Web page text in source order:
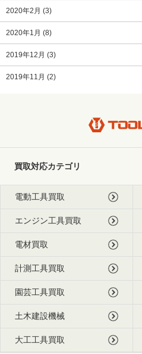
2020年2月 (3)
2020年1月 (8)
2019年12月 (3)
2019年11月 (2)
買取対応カテゴリ
電動工具買取
エンジン工具買取
電材買取
計測工具買取
園芸工具買取
土木建設機械
大工工具買取